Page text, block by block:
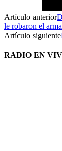
Artículo anterior
le robaron el arma
Artículo siguiente
RADIO EN